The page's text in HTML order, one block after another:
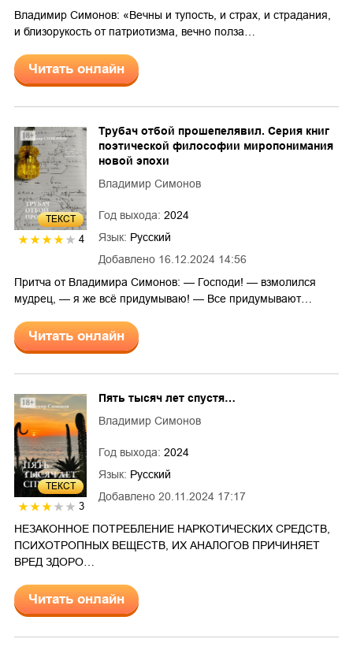
Владимир Симонов: «Вечны и тупость, и страх, и страдания,
и близорукость от патриотизма, вечно полза…
Читать онлайн
ТЕКСТ
4
Добавлено 16.12.2024 14:56
Трубач отбой прошепелявил. Серия книг
поэтической философии миропонимания
новой эпохи
Владимир Симонов
Год выхода: 2024
Язык: Русский
Притча от Владимира Симонов: — Господи! — взмолился
мудрец, — я же всё придумываю! — Все придумывают…
Читать онлайн
ТЕКСТ
3
Добавлено 20.11.2024 17:17
Пять тысяч лет спустя…
Владимир Симонов
Год выхода: 2024
Язык: Русский
НЕЗАКОННОЕ ПОТРЕБЛЕНИЕ НАРКОТИЧЕСКИХ СРЕДСТВ,
ПСИХОТРОПНЫХ ВЕЩЕСТВ, ИХ АНАЛОГОВ ПРИЧИНЯЕТ
ВРЕД ЗДОРО…
Читать онлайн